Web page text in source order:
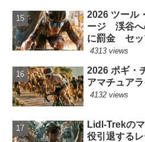
2026 ツール
ージ 渓谷へ
に罰金 セッ
4313 views
2026 ポギ・
アマチュア
4132 views
Lidl-Trekの
役引退する